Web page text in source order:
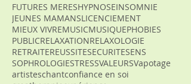
FUTURES MERESHYPNOSEINSOMNIE
JEUNES MAMANSLICENCIEMENT
MIEUX VIVREMUSICMUSIQUEPHOBIES
PUBLICRELAXATIONRELAXOLOGIE
RETRAITEREUSSITESECURITESENS
SOPHROLOGIESTRESSVALEURSVapotage
artisteschantconfiance en soi